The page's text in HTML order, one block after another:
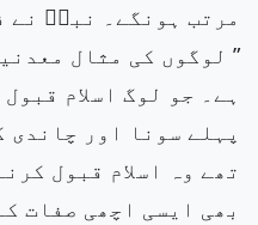
مرتب ہونگے۔ نبیۖ نے
” لوگوں کی مثال
ہے۔ جو لوگ اسلام
پہلے سونا اور چاندی
تھے وہ اسلام قبول
بھی ایسی اچھی صفات